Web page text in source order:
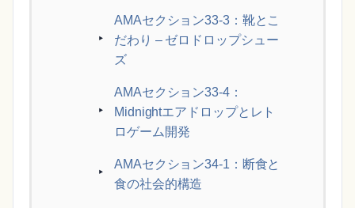
AMAセクション33-3：靴とこ
だわり – ゼロドロップシュー
ズ
AMAセクション33-4：
Midnightエアドロップとレト
ロゲーム開発
AMAセクション34-1：断食と
食の社会的構造